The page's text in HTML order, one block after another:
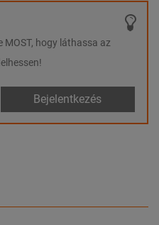
MOST, hogy láthassa az
Bejelentkezés